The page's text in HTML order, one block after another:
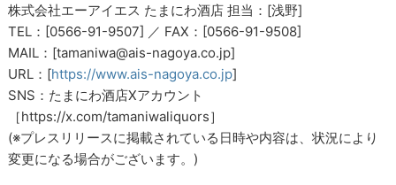
株式会社エーアイエス たまにわ酒店 担当：[浅野]
TEL：[0566-91-9507] ／ FAX：[0566-91-9508]
MAIL：[tamaniwa@ais-nagoya.co.jp]
URL：[https://www.ais-nagoya.co.jp]
SNS：たまにわ酒店Xアカウント
［https://x.com/tamaniwaliquors］
(※プレスリリースに掲載されている日時や内容は、状況により
変更になる場合がございます。)